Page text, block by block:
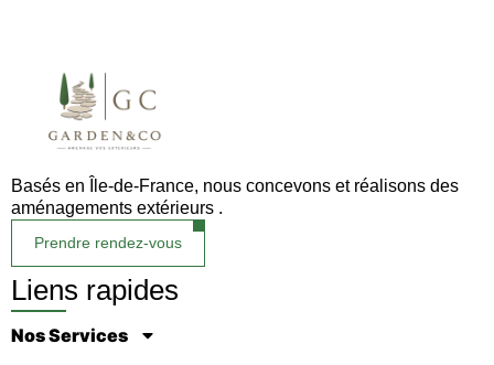
Basés en Île-de-France, nous concevons et réalisons des
aménagements extérieurs .
Prendre rendez-vous
Liens rapides
Nos Services